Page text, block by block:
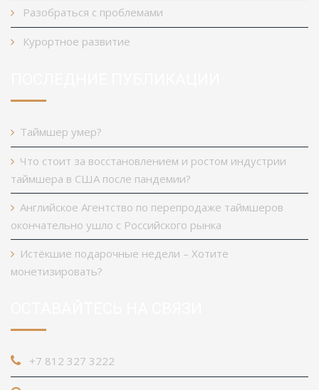
Разобраться с проблемами
Курортное развитие
Таймшер умер?
Что стоит за восстановлением и ростом индустрии
таймшера в США после пандемии?
Английское Агентство по перепродаже таймшеров
окончательно ушло с Российского рынка
Истёкшие подарочные недели – Хотите
монетизировать?
+7 812 327 3222